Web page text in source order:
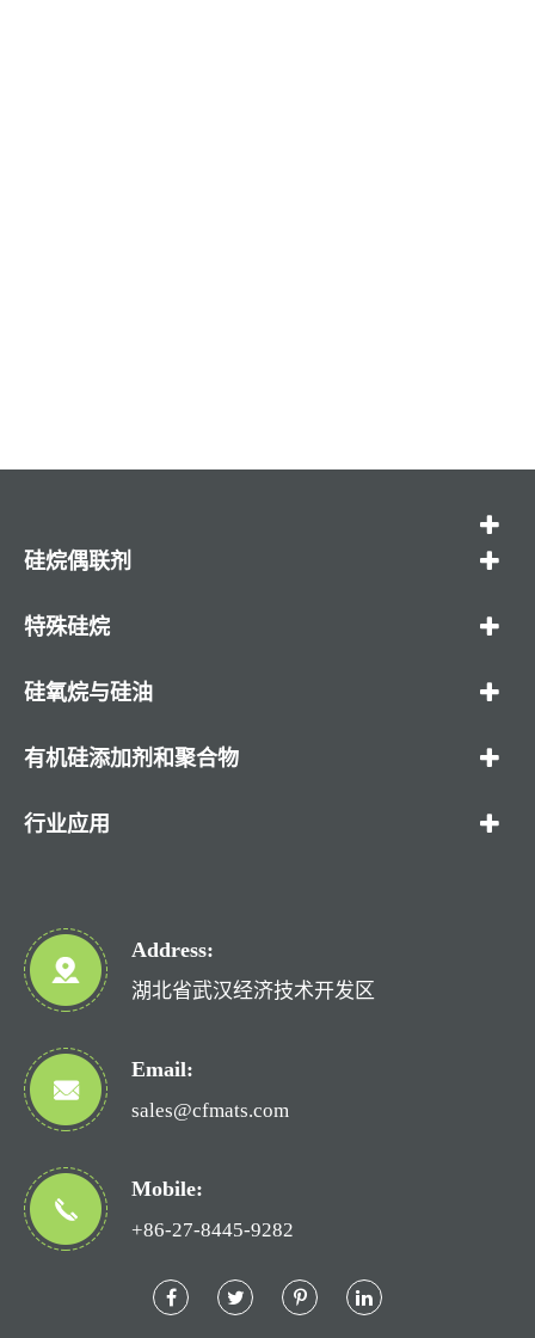
硅烷偶联剂
特殊硅烷
硅氧烷与硅油
有机硅添加剂和聚合物
行业应用
Address:
湖北省武汉经济技术开发区
Email:
sales@cfmats.com
Mobile:
+86-27-8445-9282